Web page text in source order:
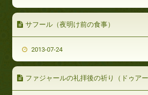
サフール（夜明け前の食事）
2013-07-24
ファジャールの礼拝後の祈り（ドゥア